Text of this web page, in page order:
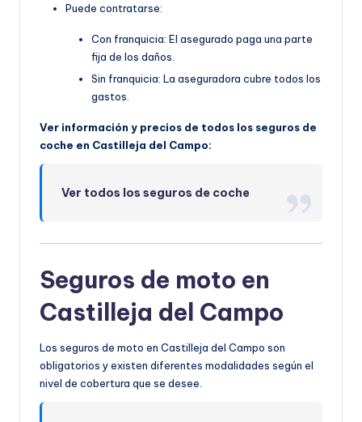
Puede contratarse:
Con franquicia: El asegurado paga una parte
fija de los daños.
Sin franquicia: La aseguradora cubre todos los
gastos.
Ver información y precios de todos los seguros de
coche en Castilleja del Campo:
Ver todos los seguros de coche
Seguros de moto en
Castilleja del Campo
Los seguros de moto en Castilleja del Campo son
obligatorios y existen diferentes modalidades según el
nivel de cobertura que se desee.